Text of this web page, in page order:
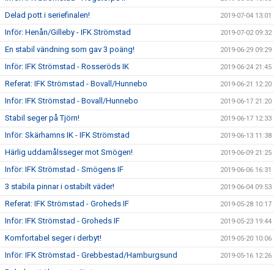
Delad pott i seriefinalen! 2019-07-04 13:01
Inför: Henån/Gilleby - IFK Strömstad 2019-07-02 09:32
En stabil vändning som gav 3 poäng! 2019-06-29 09:29
Inför: IFK Strömstad - Rosseröds IK 2019-06-24 21:45
Referat: IFK Strömstad - Bovall/Hunnebo 2019-06-21 12:20
Inför: IFK Strömstad - Bovall/Hunnebo 2019-06-17 21:20
Stabil seger på Tjörn! 2019-06-17 12:33
Inför: Skärhamns IK - IFK Strömstad 2019-06-13 11:38
Härlig uddamålsseger mot Smögen! 2019-06-09 21:25
Inför: IFK Strömstad - Smögens IF 2019-06-06 16:31
3 stabila pinnar i ostabilt väder! 2019-06-04 09:53
Referat: IFK Strömstad - Groheds IF 2019-05-28 10:17
Inför: IFK Strömstad - Groheds IF 2019-05-23 19:44
Komfortabel seger i derbyt! 2019-05-20 10:06
Inför: IFK Strömstad - Grebbestad/Hamburgsund 2019-05-16 12:26